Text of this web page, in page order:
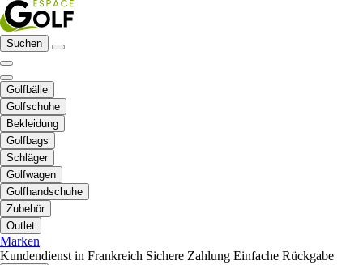
Suchen
Golfbälle
Golfschuhe
Bekleidung
Golfbags
Schläger
Golfwagen
Golfhandschuhe
Zubehör
Outlet
Marken
Kundendienst in Frankreich Sichere Zahlung Einfache Rückgabe